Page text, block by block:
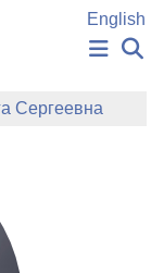
English
Сергеевна